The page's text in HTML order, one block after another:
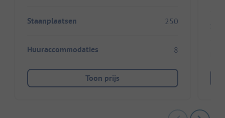
Staanplaatsen 250
Huuraccommodaties 8
Toon prijs